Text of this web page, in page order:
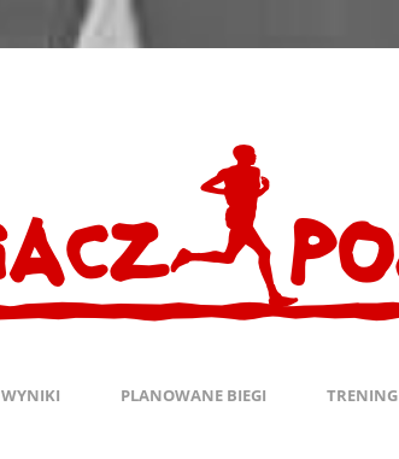
WYNIKI PLANOWANE BIEGI TRENING